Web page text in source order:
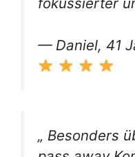
— Daniel, 41
„ Besonders